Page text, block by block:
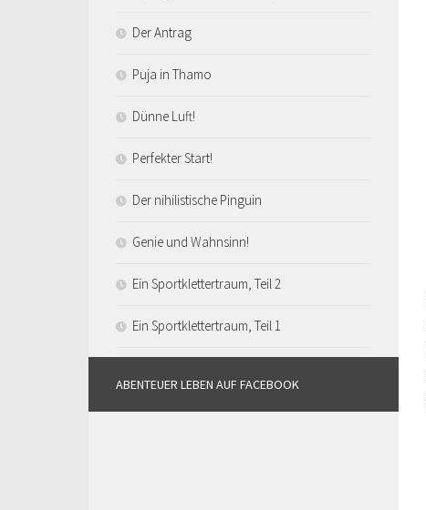
Der Antrag
Puja in Thamo
Dünne Luft!
Perfekter Start!
Der nihilistische Pinguin
Genie und Wahnsinn!
Ein Sportklettertraum, Teil 2
Ein Sportklettertraum, Teil 1
ABENTEUER LEBEN AUF FACEBOOK